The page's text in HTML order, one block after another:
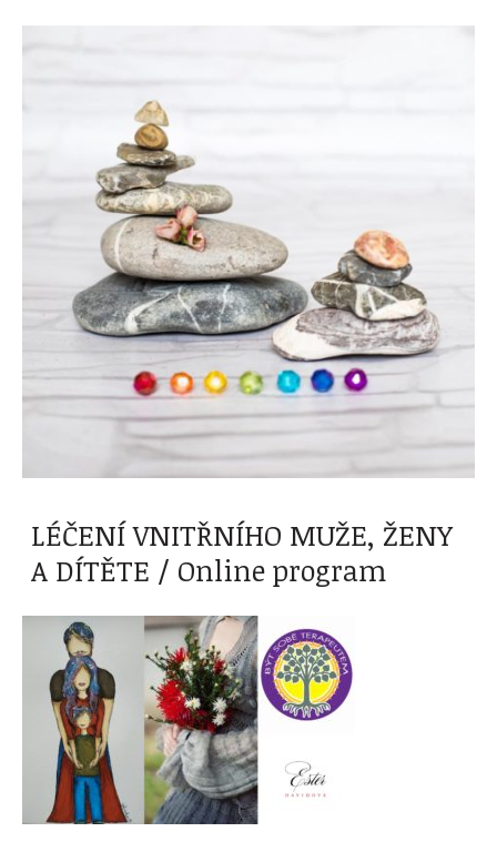
LÉČENÍ VNITŘNÍHO MUŽE, ŽENY
A DÍTĚTE / Online program